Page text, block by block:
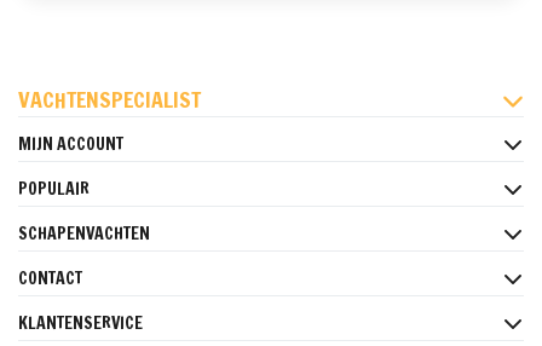
VACHTENSPECIALIST
MIJN ACCOUNT
POPULAIR
SCHAPENVACHTEN
CONTACT
KLANTENSERVICE